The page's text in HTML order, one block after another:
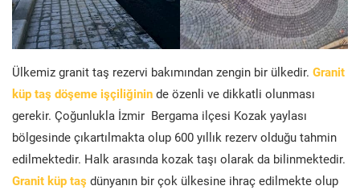
Ülkemiz granit taş rezervi bakımından zengin bir ülkedir. Granit
küp taş döşeme işçiliğinin de özenli ve dikkatli olunması
gerekir. Çoğunlukla İzmir Bergama ilçesi Kozak yaylası
bölgesinde çıkartılmakta olup 600 yıllık rezerv olduğu tahmin
edilmektedir. Halk arasında kozak taşı olarak da bilinmektedir.
Granit küp taş dünyanın bir çok ülkesine ihraç edilmekte olup